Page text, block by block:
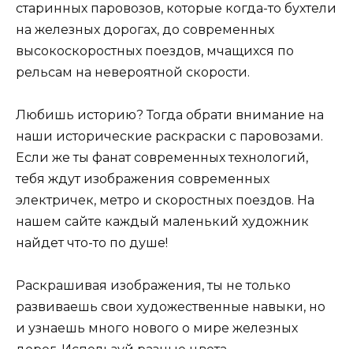
старинных паровозов, которые когда-то бухтели
на железных дорогах, до современных
высокоскоростных поездов, мчащихся по
рельсам на невероятной скорости.
Любишь историю? Тогда обрати внимание на
наши исторические раскраски с паровозами.
Если же ты фанат современных технологий,
тебя ждут изображения современных
электричек, метро и скоростных поездов. На
нашем сайте каждый маленький художник
найдет что-то по душе!
Раскрашивая изображения, ты не только
развиваешь свои художественные навыки, но
и узнаешь много нового о мире железных